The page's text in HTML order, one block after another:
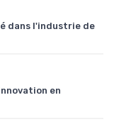
dans l'industrie de
en